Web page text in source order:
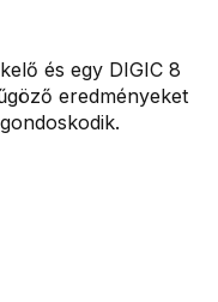
és egy DIGIC 8
eredményeket